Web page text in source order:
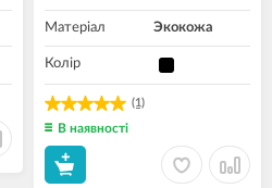
(1)
Матеріал Экокожа
Колір
В наявності